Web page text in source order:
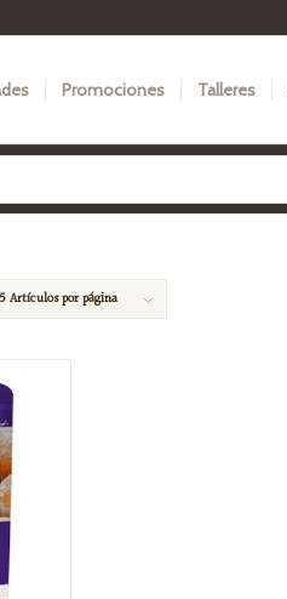
Promociones Talleres
Artículos por página